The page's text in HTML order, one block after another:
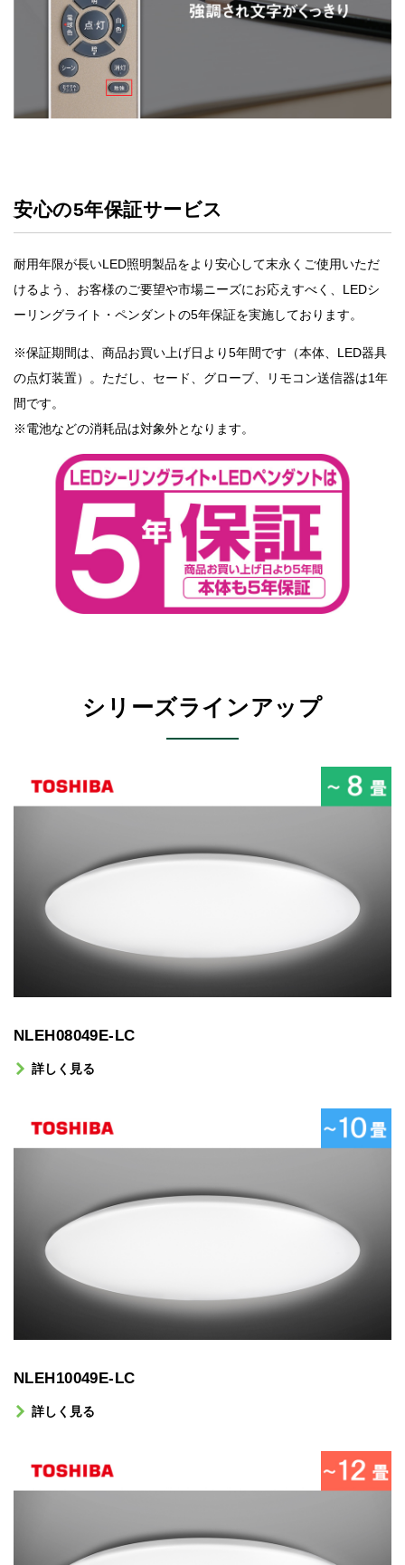
安心の5年保証サービス
耐用年限が長いLED照明製品をより安心して末永くご使用いただ
けるよう、お客様のご要望や市場ニーズにお応えすべく、LEDシ
ーリングライト・ペンダントの5年保証を実施しております。
※保証期間は、商品お買い上げ日より5年間です（本体、LED器具
の点灯装置）。ただし、セード、グローブ、リモコン送信器は1年
間です。
※電池などの消耗品は対象外となります。
シリーズラインアップ
NLEH08049E-LC
詳しく見る
NLEH10049E-LC
詳しく見る